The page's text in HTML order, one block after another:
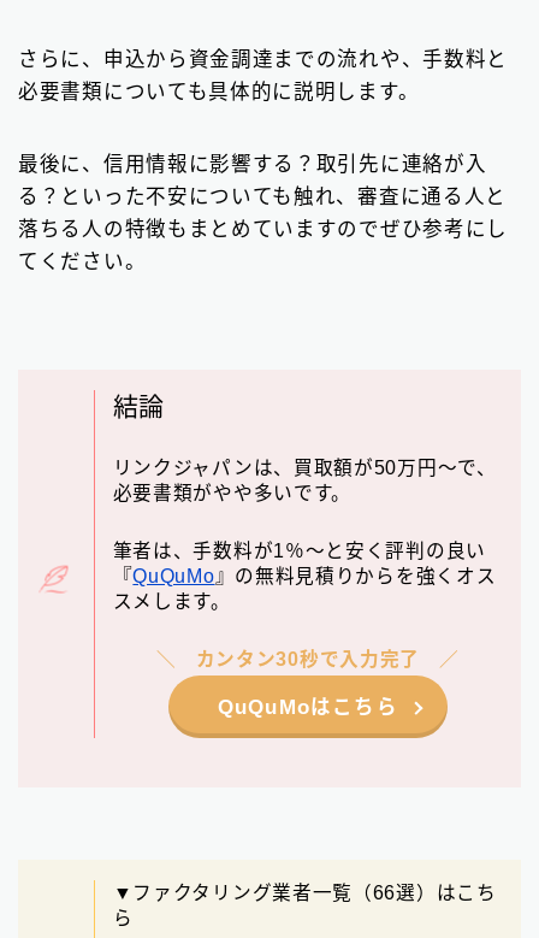
さらに、申込から資金調達までの流れや、手数料と
必要書類についても具体的に説明します。
最後に、信用情報に影響する？取引先に連絡が入
る？といった不安についても触れ、審査に通る人と
落ちる人の特徴もまとめていますのでぜひ参考にし
てください。
結論
リンクジャパンは、買取額が50万円〜で、
必要書類がやや多いです。
筆者は、手数料が1％～と安く評判の良い
『QuQuMo 』の無料見積りからを強くオス
スメします。
カンタン30秒で入力完了
QuQuMoはこちら
▼ファクタリング業者一覧（66選）はこち
ら